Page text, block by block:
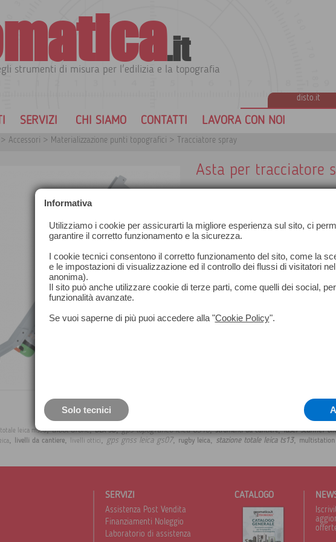
.it
strumenti di misura per l'edilizia e la topografia
disto.it
SERVIZI CHI SIAMO CONTATTI LAVORA CON NOI
> Accessori > Materializzazione punti topografici > Tracciatore spray
Asta per tracciatore
leica ms60,aibot drone,BLK 3D,gps topografico leica GS16,strumenti da cantiere,laser scanner
, livelli da cantiere, livelli ottici, gps gnss leica gs07, rugby leica, stazione totale leica ts13, multistation
SERVIZI
Assistenza Post Vendita
Finanziamenti Noleggio
Laboratorio di assistenza
CATALOGO
Informativa
Utilizziamo i cookie per assicurarti la migliore esperienza sul sito, ci
garantire il corretto funzionamento e la sicurezza.
I cookie tecnici consentono il corretto funzionamento del sito, come la
e le impostazioni di visualizzazione ed il controllo dei flussi di visitatori
anonima).
Il sito può anche utilizzare cookie di terze parti, come quelli dei social,
funzionalità avanzate.
Se vuoi saperne di più puoi accedere alla "Cookie Policy".
Solo tecnici